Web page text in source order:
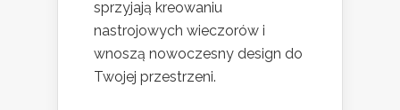
sprzyjają kreowaniu
nastrojowych wieczorów i
wnoszą nowoczesny design do
Twojej przestrzeni.